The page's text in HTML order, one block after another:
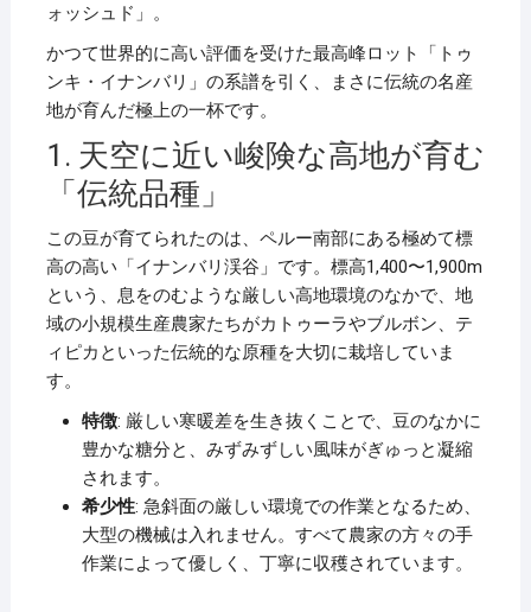
ォッシュド」。
かつて世界的に高い評価を受けた最高峰ロット「トゥ
ンキ・イナンバリ」の系譜を引く、まさに伝統の名産
地が育んだ極上の一杯です。
1. 天空に近い峻険な高地が育む
「伝統品種」
この豆が育てられたのは、ペルー南部にある極めて標
高の高い「イナンバリ渓谷」です。標高1,400〜1,900m
という、息をのむような厳しい高地環境のなかで、地
域の小規模生産農家たちがカトゥーラやブルボン、テ
ィピカといった伝統的な原種を大切に栽培していま
す。
特徴: 厳しい寒暖差を生き抜くことで、豆のなかに
豊かな糖分と、みずみずしい風味がぎゅっと凝縮
されます。
希少性: 急斜面の厳しい環境での作業となるため、
大型の機械は入れません。すべて農家の方々の手
作業によって優しく、丁寧に収穫されています。